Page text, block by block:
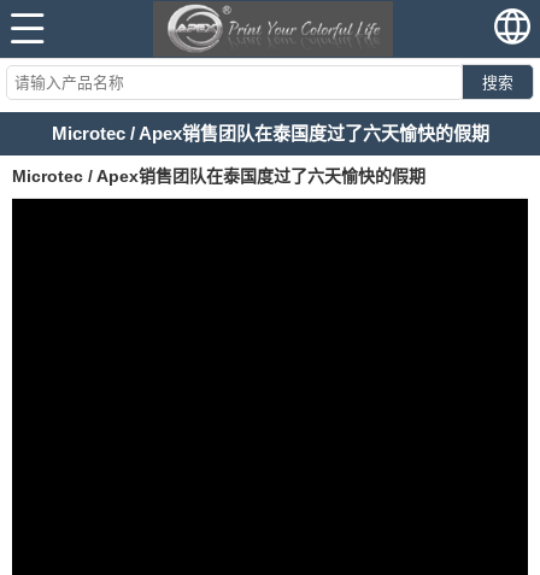
搜索
Microtec / Apex销售团队在泰国度过了六天愉快的假期
Microtec / Apex销售团队在泰国度过了六天愉快的假期